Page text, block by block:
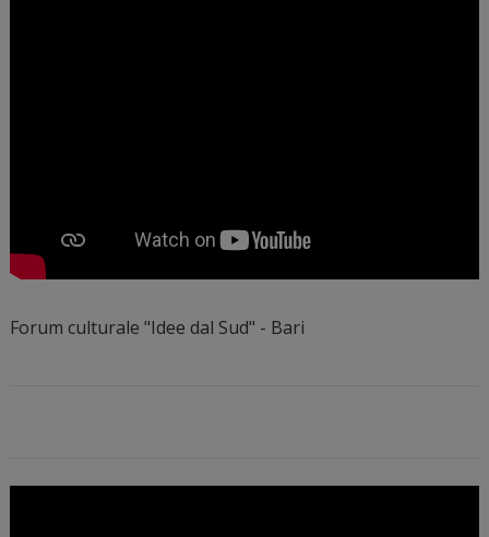
Forum culturale "Idee dal Sud" - Bari